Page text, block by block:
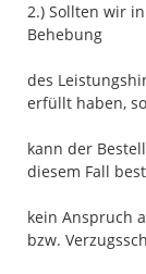
2.) Sollten wir
Behebung
des
erfüllt haben, so
kann der
diesem Fall
kein Anspruch
bzw.